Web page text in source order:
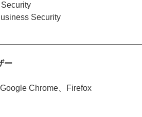
Security
ー
Chrome、Firefox